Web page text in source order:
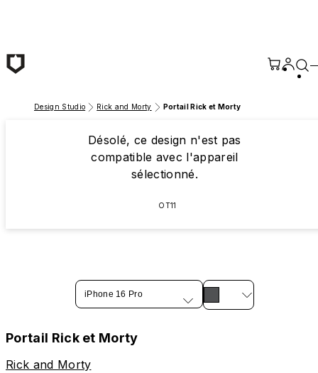
Design Studio Rick and Morty Portail Rick et Morty
Désolé, ce design n'est pas
compatible avec l'appareil
sélectionné.
OT11
iPhone 16 Pro
Portail Rick et Morty
Rick and Morty